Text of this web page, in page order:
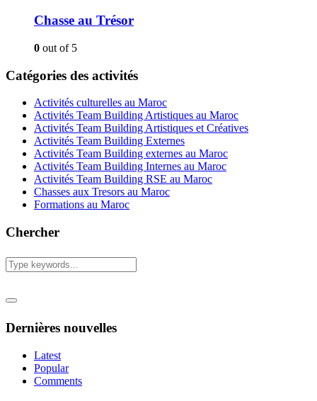
Chasse au Trésor
0 out of 5
Catégories des activités
Activités culturelles au Maroc
Activités Team Building Artistiques au Maroc
Activités Team Building Artistiques et Créatives
Activités Team Building Externes
Activités Team Building externes au Maroc
Activités Team Building Internes au Maroc
Activités Team Building RSE au Maroc
Chasses aux Tresors au Maroc
Formations au Maroc
Chercher
Dernières nouvelles
Latest
Popular
Comments